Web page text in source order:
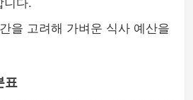
니다.
을 고려해 가벼운 식사 예산을
표